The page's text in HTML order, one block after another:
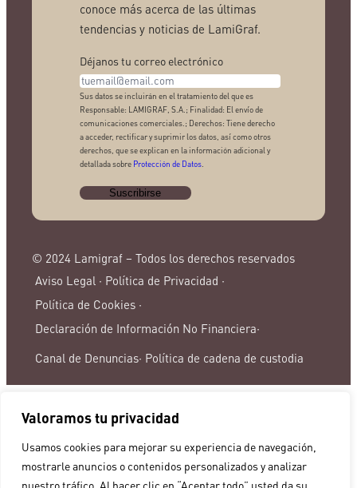
Valoramos tu privacidad
Usamos cookies para mejorar su experiencia de navegación,
mostrarle anuncios o contenidos personalizados y analizar
nuestro tráfico. Al hacer clic en “Aceptar todo” usted da su
conoce más acerca de las últimas
tendencias y noticias de LamiGraf.
Déjanos tu correo electrónico
Sus datos se incluirán en el tratamiento del que es
Responsable: LAMIGRAF, S.A.; Finalidad: El envío de
comunicaciones comerciales.; Derechos: Tiene derecho
a acceder, rectificar y suprimir los datos, así como otros
derechos, que se explican en la información adicional y
detallada sobre Protección de Datos.
© 2024 Lamigraf – Todos los derechos reservados
Aviso Legal · Política de Privacidad ·
Política de Cookies ·
Declaración de Información No Financiera·
Canal de Denuncias· Política de cadena de custodia